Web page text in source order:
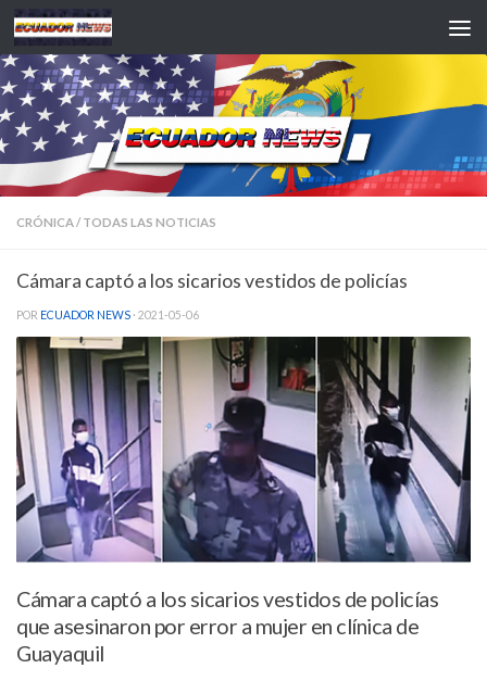
Saltar al contenido
CRÓNICA/ TODAS LAS NOTICIAS
Cámara captó a los sicarios vestidos de policías
POR ECUADOR NEWS · 2021-05-06
Cámara captó a los sicarios vestidos de policías
que asesinaron por error a mujer en clínica de
Guayaquil